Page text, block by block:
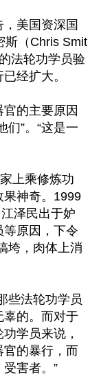
美国资深国
斯（Chris Smit
法轮功学员验
经扩大。
的主要原因
们”。“这是一
上乘修炼功
果神奇。1999
泽民出于妒
原因，下令
垮，肉体上消
些法轮功学员
辜的。而对于
学员来说，
的暴行，而
害者。”